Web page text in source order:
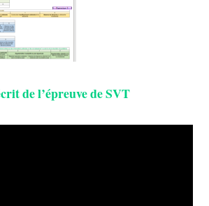
de l’épreuve de SVT